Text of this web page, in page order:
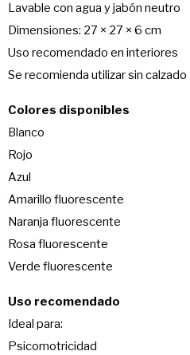
Lavable con agua y jabón neutro
Dimensiones: 27 × 27 × 6 cm
Uso recomendado en interiores
Se recomienda utilizar sin calzado
Colores disponibles
Blanco
Rojo
Azul
Amarillo fluorescente
Naranja fluorescente
Rosa fluorescente
Verde fluorescente
Uso recomendado
Ideal para:
Psicomotricidad